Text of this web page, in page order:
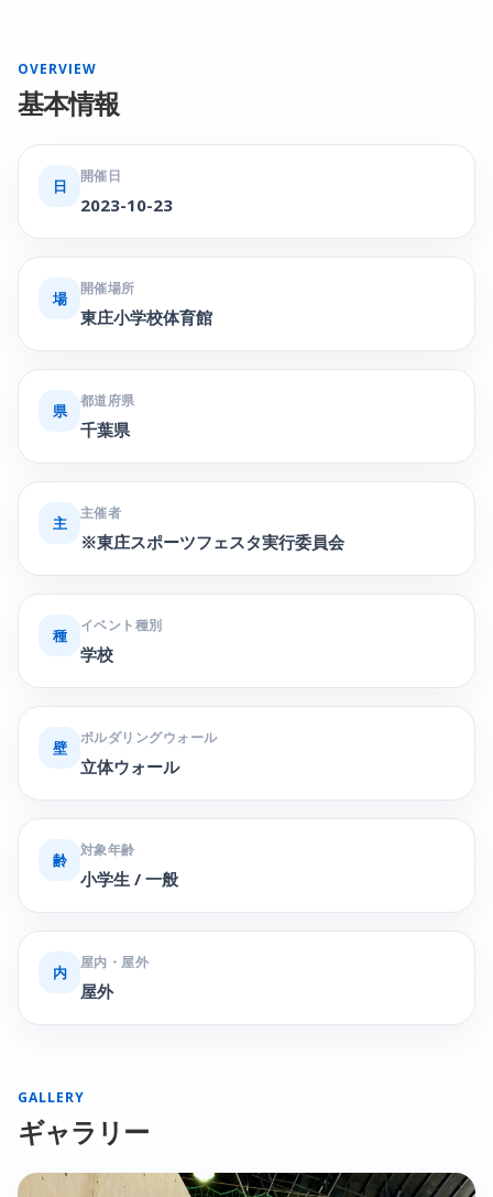
OVERVIEW
基本情報
日
開催日
2023-10-23
場
開催場所
東庄小学校体育館
県
都道府県
千葉県
主
主催者
※東庄スポーツフェスタ実行委員会
種
イベント種別
学校
壁
ボルダリングウォール
立体ウォール
齢
対象年齢
小学生 / 一般
内
屋内・屋外
屋外
GALLERY
ギャラリー